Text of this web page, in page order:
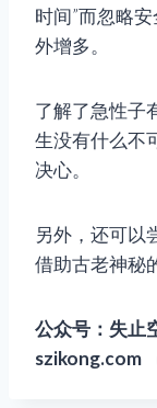
时间”而忽略
外增多。
了解了急性子
生没有什么不
决心。
另外，还可以
借助古老神秘
公众号：失止
szikong.com